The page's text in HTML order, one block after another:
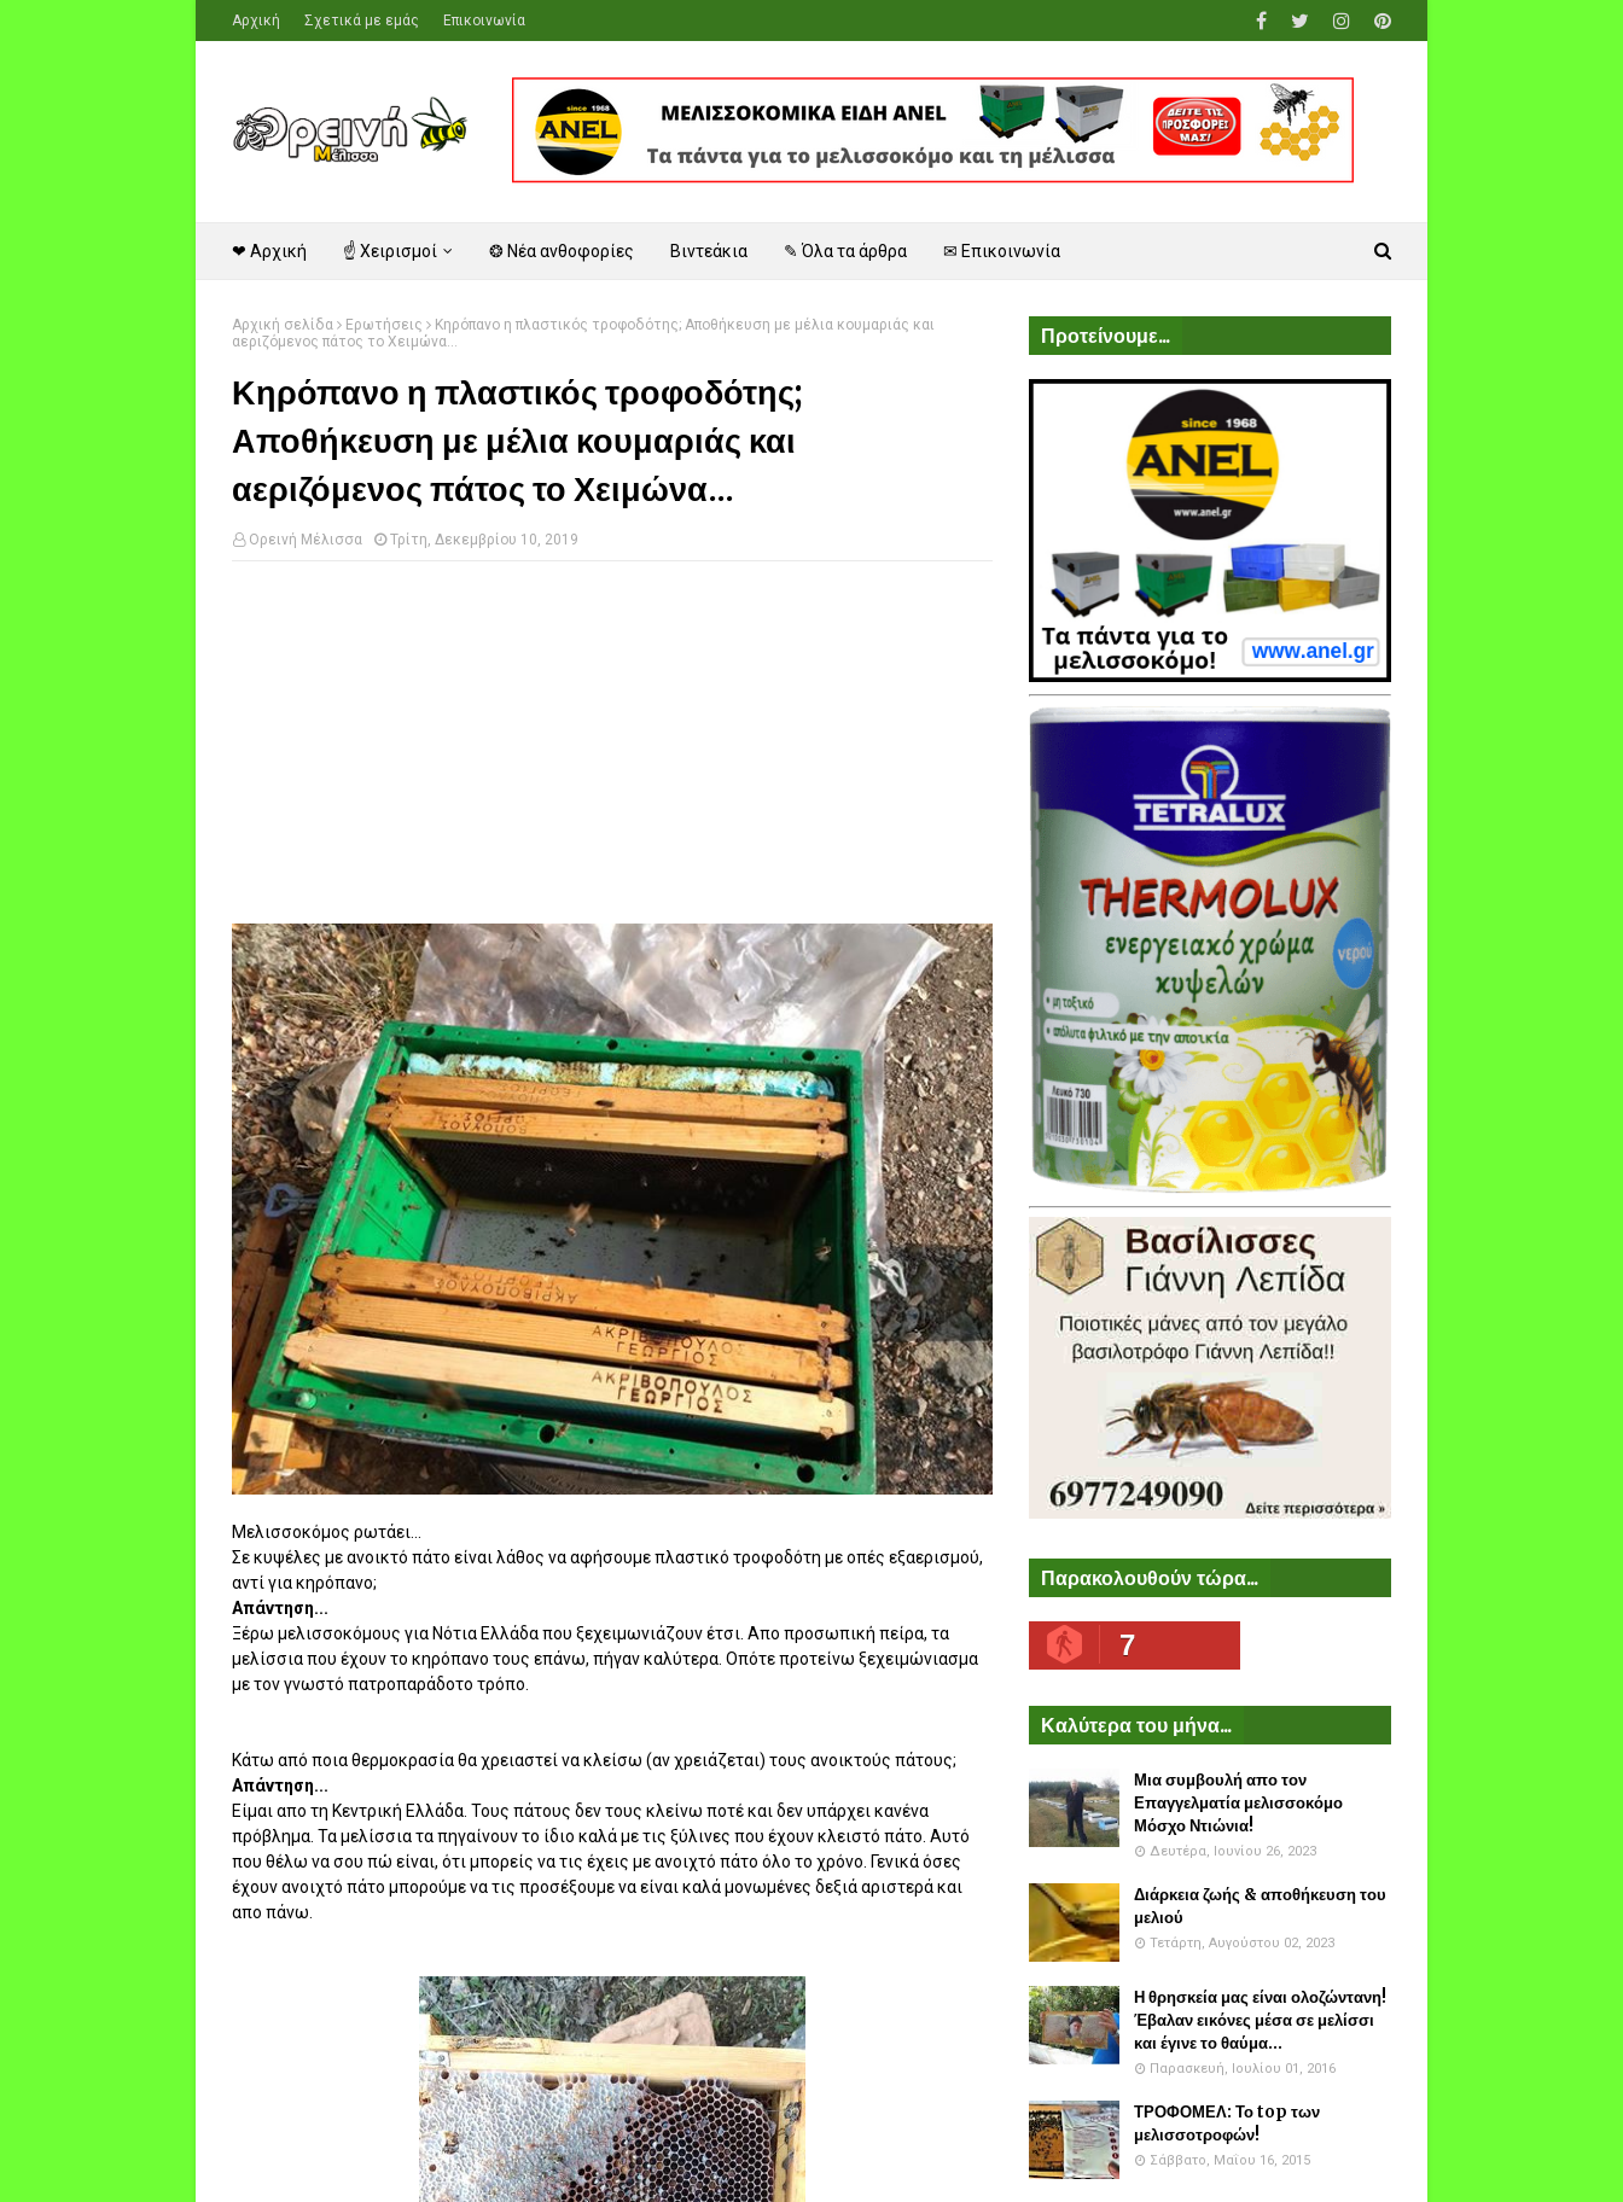
Αρχική Σχετικά με εμάς Επικοινωνία
❤ Αρχική ☝ Χειρισμοί ❂ Νέα ανθοφορίες Βιντεάκια ✎ Όλα τα άρθρα ✉ Επικοινωνία
Αρχική σελίδα Ερωτήσεις
Κηρόπανο η πλαστικός τροφοδότης; Αποθήκευση με μέλια κουμαριάς και
αεριζόμενος πάτος το Χειμώνα...
Κηρόπανο η πλαστικός τροφοδότης;
Αποθήκευση με μέλια κουμαριάς και
αεριζόμενος πάτος το Χειμώνα...
Ορεινή Μέλισσα Τρίτη, Δεκεμβρίου 10, 2019
Μελισσοκόμος ρωτάει...
Σε κυψέλες με ανοικτό πάτο είναι λάθος να αφήσουμε πλαστικό τροφοδότη με οπές εξαερισμού,
αντί για κηρόπανο;
Απάντηση...
Ξέρω μελισσοκόμους για Νότια Ελλάδα που ξεχειμωνιάζουν έτσι. Απο προσωπική πείρα, τα
μελίσσια που έχουν το κηρόπανο τους επάνω, πήγαν καλύτερα. Οπότε προτείνω ξεχειμώνιασμα
με τον γνωστό πατροπαράδοτο τρόπο.
Κάτω από ποια θερμοκρασία θα χρειαστεί να κλείσω (αν χρειάζεται) τους ανοικτούς πάτους;
Απάντηση...
Είμαι απο τη Κεντρική Ελλάδα. Τους πάτους δεν τους κλείνω ποτέ και δεν υπάρχει κανένα
πρόβλημα. Τα μελίσσια τα πηγαίνουν το ίδιο καλά με τις ξύλινες που έχουν κλειστό πάτο. Αυτό
που θέλω να σου πώ είναι, ότι μπορείς να τις έχεις με ανοιχτό πάτο όλο το χρόνο. Γενικά όσες
έχουν ανοιχτό πάτο μπορούμε να τις προσέξουμε να είναι καλά μονωμένες δεξιά αριστερά και
απο πάνω.
Προτείνουμε...
Παρακολουθούν τώρα...
7
Καλύτερα του μήνα...
Μια συμβουλή απο τον
Επαγγελματία μελισσοκόμο
Μόσχο Ντιώνια!
Δευτέρα, Ιουνίου 26, 2023
Διάρκεια ζωής & αποθήκευση του
μελιού
Τετάρτη, Αυγούστου 02, 2023
Η θρησκεία μας είναι ολοζώντανη!
Έβαλαν εικόνες μέσα σε μελίσσι
και έγινε το θαύμα...
Παρασκευή, Ιουλίου 01, 2016
ΤΡΟΦΟΜΕΛ: Το top των
μελισσοτροφών!
Σάββατο, Μαΐου 16, 2015